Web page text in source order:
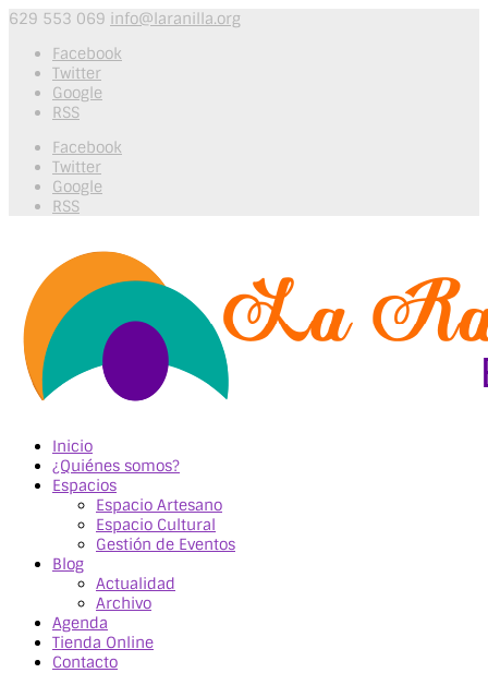
629 553 069 info@laranilla.org
Facebook
Twitter
Google
RSS
Facebook
Twitter
Google
RSS
Inicio
¿Quiénes somos?
Espacios
Espacio Artesano
Espacio Cultural
Gestión de Eventos
Blog
Actualidad
Archivo
Agenda
Tienda Online
Contacto